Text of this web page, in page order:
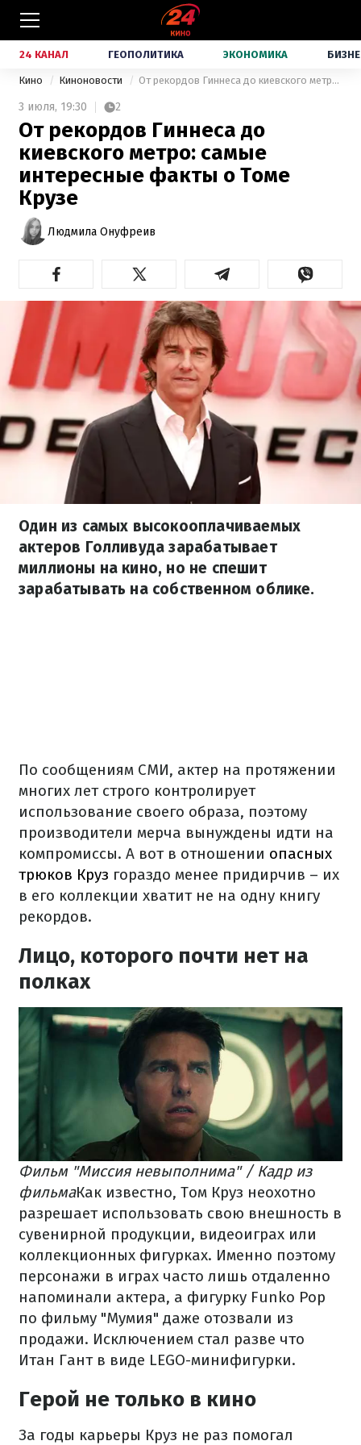
24 КАНАЛ ГЕОПОЛИТИКА ЭКОНОМИКА
Кино Киноновости От рекордов Гиннеса до киевского метро: самые интересные факты о Томе Крузе
3 июля, 19:30 2
От рекордов Гиннеса до
киевского метро: самые
интересные факты о Томе
Крузе
Людмила Онуфреив
Один из самых высокооплачиваемых
актеров Голливуда зарабатывает
миллионы на кино, но не спешит
зарабатывать на собственном облике.
По сообщениям СМИ, актер на протяжении
многих лет строго контролирует
использование своего образа, поэтому
производители мерча вынуждены идти на
компромиссы. А вот в отношении опасных
трюков Круз гораздо менее придирчив – их
в его коллекции хватит не на одну книгу
рекордов.
Лицо, которого почти нет на
полках
Фильм "Миссия невыполнима" / Кадр из
фильмаКак известно, Том Круз неохотно
разрешает использовать свою внешность в
сувенирной продукции, видеоиграх или
коллекционных фигурках. Именно поэтому
персонажи в играх часто лишь отдаленно
напоминали актера, а фигурку Funko Pop
по фильму "Мумия" даже отозвали из
продажи. Исключением стал разве что
Итан Гант в виде LEGO-минифигурки.
Герой не только в кино
За годы карьеры Круз не раз помогал